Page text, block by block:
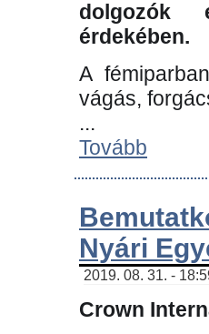
dolgozók
érdekében.
A
vágás,
...
Tovább
Nyári
2019. 08. 31. -
Crown